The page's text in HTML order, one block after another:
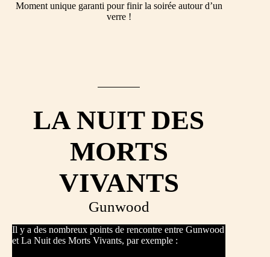
Moment unique garanti pour finir la soirée autour d’un
verre !
LA NUIT DES
MORTS
VIVANTS
Gunwood
Il y a des nombreux points de rencontre entre Gunwood
et La Nuit des Morts Vivants, par exemple :